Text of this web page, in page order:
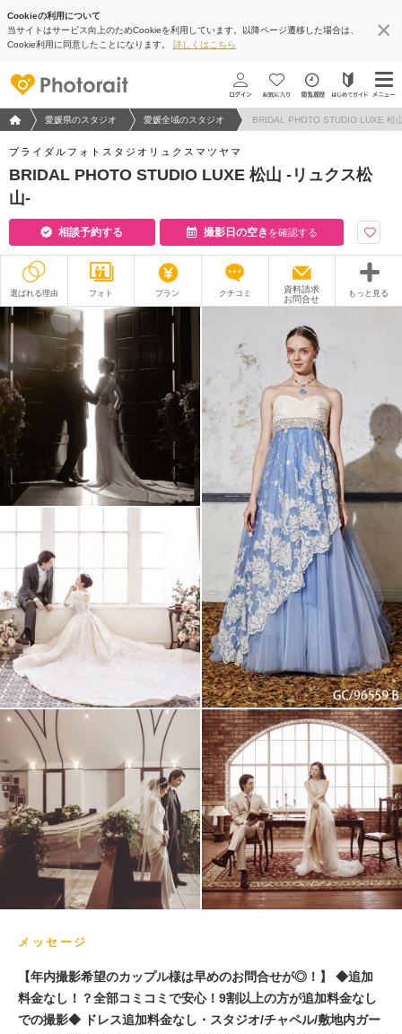
Cookieの利用について
当サイトはサービス向上のためCookieを利用しています。以降ページ遷移した場合は、
Cookie利用に同意したことになります。 詳しくはこちら
フォトウエディング/結婚写真のPhotorait ホーム
愛媛県のスタジオ 愛媛全域のスタジオ BRIDAL PHOTO STUDIO LUXE 松
ブライダルフォトスタジオリュクスマツヤマ
BRIDAL PHOTO STUDIO LUXE 松山 -リュクス松
山-
相談予約する 撮影日の空き を確認する
選ばれる理由 フォト プラン クチコミ
資料請求
お問合せ
もっと見る
撮影レポート フォトグラファー
ムービー
オプション ブログ
アクセス/TEL スタジオトップ
メッセージ
【年内撮影希望のカップル様は早めのお問合せが◎！】 ◆追加
料金なし！？全部コミコミで安心！9割以上の方が追加料金なし
での撮影◆ ドレス追加料金なし・スタジオ/チャペル/敷地内ガー